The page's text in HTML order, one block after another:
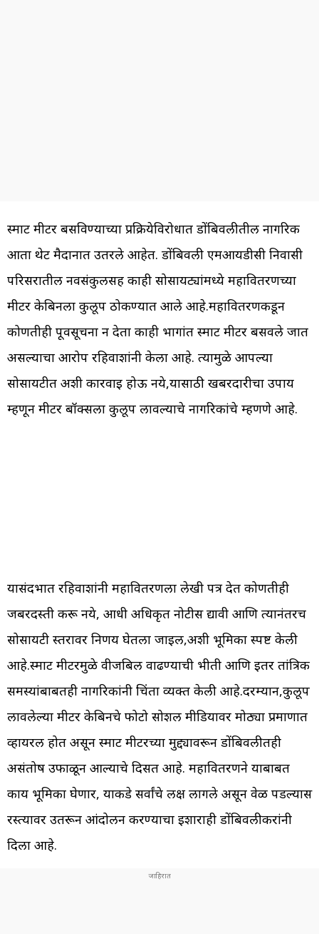
स्मार्ट मीटर बसविण्याच्या प्रक्रियेविरोधात डोंबिवलीतील नागरिक
आता थेट मैदानात उतरले आहेत. डोंबिवली एमआयडीसी निवासी
परिसरातील नवसंकुलसह काही सोसायट्यांमध्ये महावितरणच्या
मीटर केबिनला कुलूप ठोकण्यात आले आहे.महावितरणकडून
कोणतीही पूर्वसूचना न देता काही भागांत स्मार्ट मीटर बसवले जात
असल्याचा आरोप रहिवाशांनी केला आहे. त्यामुळे आपल्या
सोसायटीत अशी कारवाई होऊ नये,यासाठी खबरदारीचा उपाय
म्हणून मीटर बॉक्सला कुलूप लावल्याचे नागरिकांचे म्हणणे आहे.
यासंदर्भात रहिवाशांनी महावितरणला लेखी पत्र देत कोणतीही
जबरदस्ती करू नये, आधी अधिकृत नोटीस द्यावी आणि त्यानंतरच
सोसायटी स्तरावर निर्णय घेतला जाईल,अशी भूमिका स्पष्ट केली
आहे.स्मार्ट मीटरमुळे वीजबिल वाढण्याची भीती आणि इतर तांत्रिक
समस्यांबाबतही नागरिकांनी चिंता व्यक्त केली आहे.दरम्यान,कुलूप
लावलेल्या मीटर केबिनचे फोटो सोशल मीडियावर मोठ्या प्रमाणात
व्हायरल होत असून स्मार्ट मीटरच्या मुद्द्यावरून डोंबिवलीतही
असंतोष उफाळून आल्याचे दिसत आहे. महावितरणने याबाबत
काय भूमिका घेणार, याकडे सर्वांचे लक्ष लागले असून वेळ पडल्यास
रस्त्यावर उतरून आंदोलन करण्याचा इशाराही डोंबिवलीकरांनी
दिला आहे.